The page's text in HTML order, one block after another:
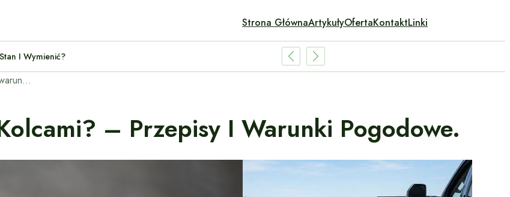
Strona GłównaArtykułyOfertaKontaktLinki
Stan I Wymienić?
Kiedy stosować opony z kolcami? – Przepisy i warunki pogodowe.
– Przepisy I Warunki Pogodowe.